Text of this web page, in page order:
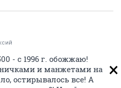
- с 1996 г. обожжаю!
и манжетами на
остирывалось все! А